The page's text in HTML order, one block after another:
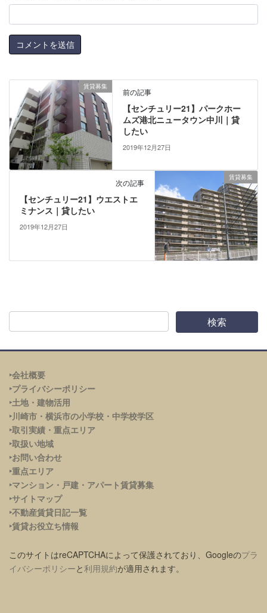
賃貸募集
前の記事
【センチュリー21】パークホー
ムズ港北ニュータウン中川｜貸
したい
2019年12月27日
賃貸募集
次の記事
【センチュリー21】ウエストエ
ミナンス｜貸したい
2019年12月27日
‣会社概要
‣プライバシーポリシー
‣土地・建物活用
‣川崎市・横浜市の小学校・中学校学区
‣取引実績・重点エリア
‣取扱い地域
‣お問い合わせ
‣重点エリア
‣マンション・戸建・アパート賃貸募集
‣サイトマップ
‣不動産賃貸日記一覧
‣賃貸お役立ち情報
このサイトはreCAPTCHAによって保護されており、Googleのプラ
イバシーポリシーと利用規約が適用されます。